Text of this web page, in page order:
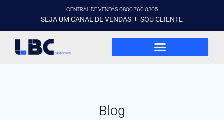
CENTRAL DE VENDAS 0800 760 0305
SEJA UM CANAL DE VENDAS SOU CLIENTE
Blog